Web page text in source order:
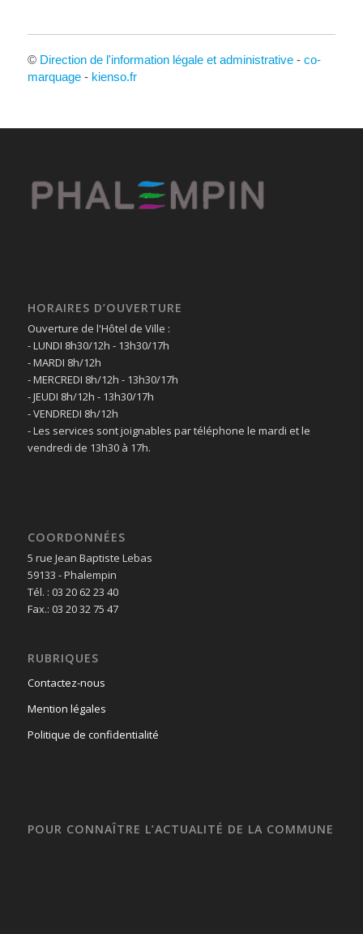
© Direction de l'information légale et administrative- co-
marquage- kienso.fr
HORAIRES D’OUVERTURE
Ouverture de l'Hôtel de Ville :
- LUNDI 8h30/12h - 13h30/17h
- MARDI 8h/12h
- MERCREDI 8h/12h - 13h30/17h
- JEUDI 8h/12h - 13h30/17h
- VENDREDI 8h/12h
- Les services sont joignables par téléphone le mardi et le
vendredi de 13h30 à 17h.
COORDONNÉES
5 rue Jean Baptiste Lebas
59133 - Phalempin
Tél. : 03 20 62 23 40
Fax.: 03 20 32 75 47
RUBRIQUES
Contactez-nous
Mention légales
Politique de confidentialité
POUR CONNAÎTRE L’ACTUALITÉ DE LA COMMUNE